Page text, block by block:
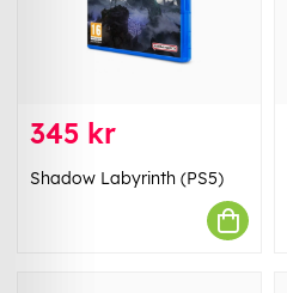
345 kr
Shadow Labyrinth (PS5)